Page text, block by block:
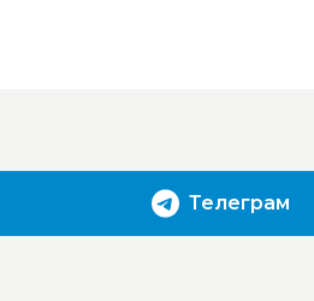
Телеграм